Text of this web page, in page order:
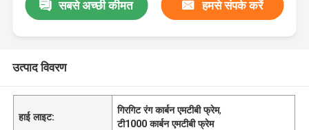
सबसे अच्छी कीमत हमसे संपर्क करें
उत्पाद विवरण
हाई लाइट:
गिरगिट रंग कार्बन एमटीबी फ्रेम,
टी1000 कार्बन एमटीबी फ्रेम